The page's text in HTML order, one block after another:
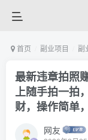
首页 副业项目 副
最新违章拍照
上随手拍一拍
财，操作简单
网友